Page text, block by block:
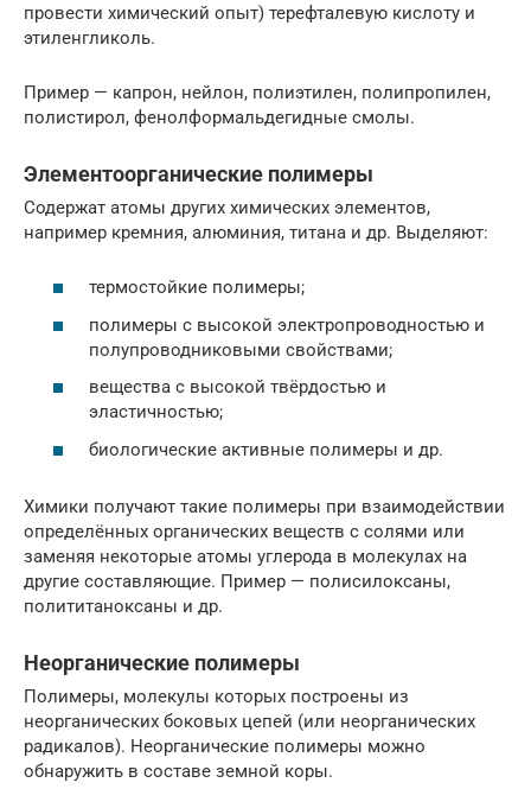
провести химический опыт) терефталевую кислоту и
этиленгликоль.
Пример — капрон, нейлон, полиэтилен, полипропилен,
полистирол, фенолформальдегидные смолы.
Элементоорганические полимеры
Содержат атомы других химических элементов,
например кремния, алюминия, титана и др. Выделяют:
термостойкие полимеры;
полимеры с высокой электропроводностью и
полупроводниковыми свойствами;
вещества с высокой твёрдостью и
эластичностью;
биологические активные полимеры и др.
Химики получают такие полимеры при взаимодействии
определённых органических веществ с солями или
заменяя некоторые атомы углерода в молекулах на
другие составляющие. Пример — полисилоксаны,
полититаноксаны и др.
Неорганические полимеры
Полимеры, молекулы которых построены из
неорганических боковых цепей (или неорганических
радикалов). Неорганические полимеры можно
обнаружить в составе земной коры.